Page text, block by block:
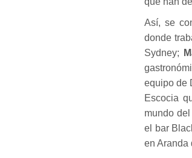
Así, se
donde
Sydney;
equipo de
Escocia
mundo
el bar
en Aranda